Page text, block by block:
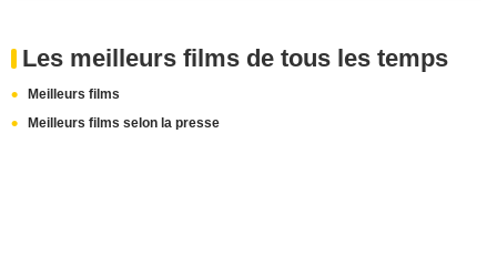
Les meilleurs films de tous les temps
Meilleurs films
Meilleurs films selon la presse